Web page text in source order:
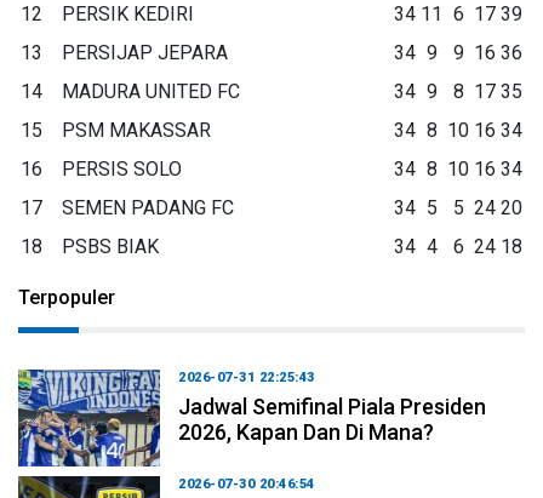
12
PERSIK KEDIRI 34 11 6 17 39
13
PERSIJAP JEPARA 34 9 9 16 36
14
MADURA UNITED FC 34 9 8 17 35
15
PSM MAKASSAR 34 8 10 16 34
16
PERSIS SOLO 34 8 10 16 34
17
SEMEN PADANG FC 34 5 5 24 20
18
PSBS BIAK 34 4 6 24 18
Terpopuler
2026-07-31 22:25:43
Jadwal Semifinal Piala Presiden
2026, Kapan Dan Di Mana?
2026-07-30 20:46:54